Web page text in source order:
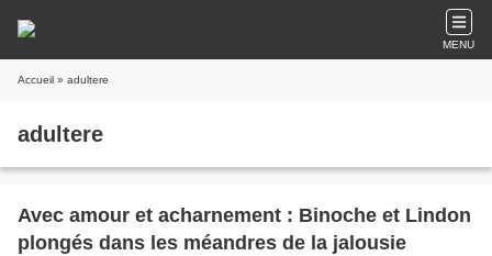
MENU
Accueil » adultere
adultere
Avec amour et acharnement : Binoche et Lindon
plongés dans les méandres de la jalousie